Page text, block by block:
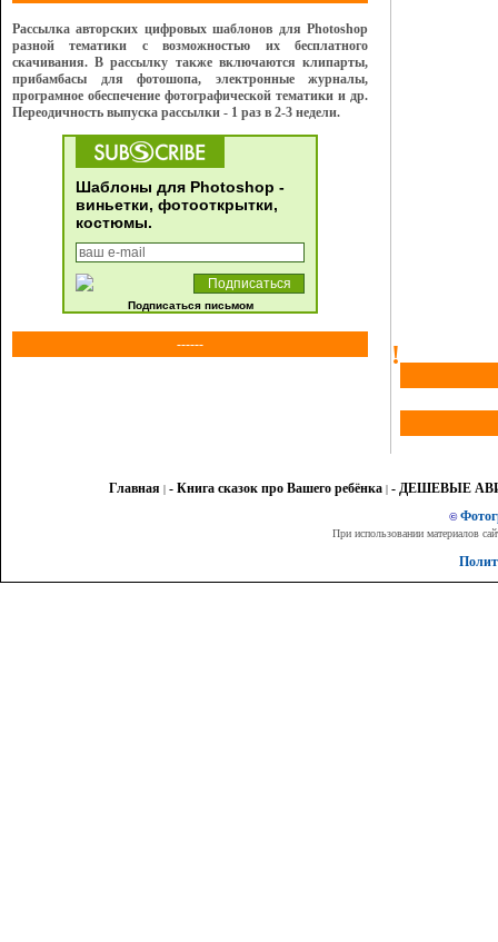
Рассылка авторских цифровых шаблонов для Photoshop
разной тематики с возможностью их бесплатного
скачивания. В рассылку также включаются клипарты,
прибамбасы для фотошопа, электронные журналы,
програмное обеспечение фотографической тематики и др.
Переодичность выпуска рассылки - 1 раз в 2-3 недели.
Шаблоны для Photoshop -
виньетки, фотооткрытки,
костюмы.
Подписаться письмом
------ !
Главная | - Книга сказок про Вашего ребёнка | - ДЕШЕВЫЕ
©
При использовании материалов